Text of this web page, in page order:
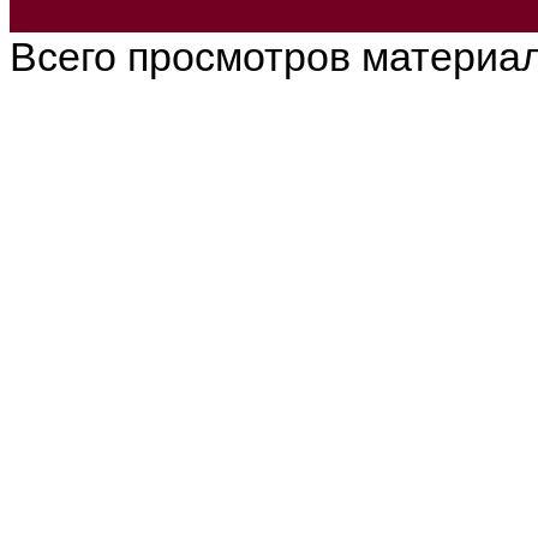
Всего просмотров